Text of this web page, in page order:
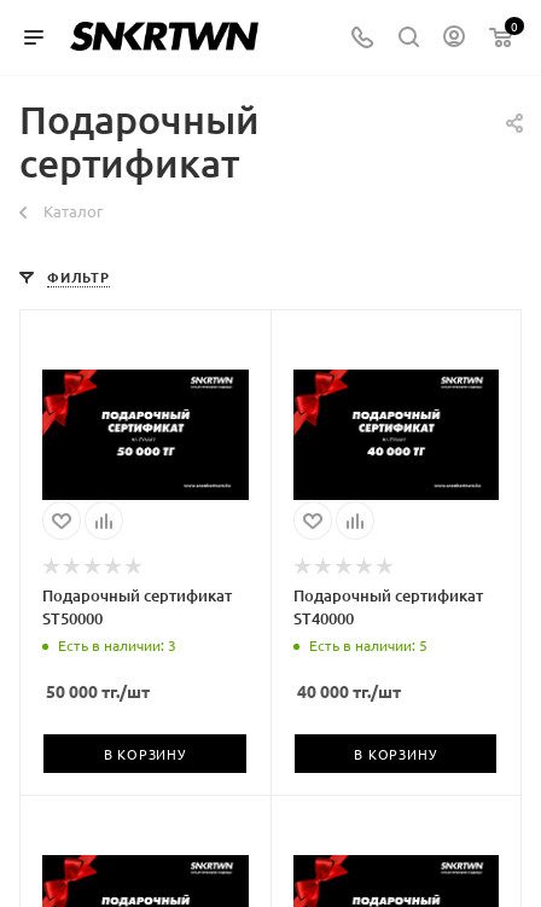
0
Подарочный
сертификат
Каталог
ФИЛЬТР
Подарочный сертификат
ST50000
Есть в наличии: 3
50 000тг./шт
В КОРЗИНУ
Подарочный сертификат
ST40000
Есть в наличии: 5
40 000тг./шт
В КОРЗИНУ